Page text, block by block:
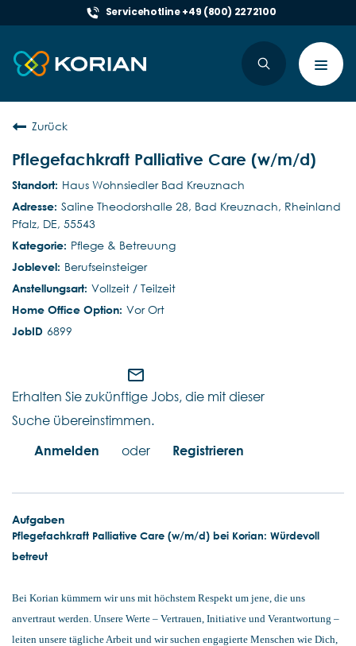
Servicehotline +49 (800) 2272100
Zurück
Pflegefachkraft Palliative Care (w/m/d)
Haus Wohnsiedler Bad Kreuznach
Saline Theodorshalle 28, Bad Kreuznach, Rheinland
Pfalz, DE, 55543
Pflege & Betreuung
Berufseinsteiger
Vollzeit / Teilzeit
Vor Ort
6899
mail_outline
Erhalten Sie zukünftige Jobs, die mit dieser
Suche übereinstimmen.
Anmelden
oder Registrieren
Aufgaben
Pflegefachkraft Palliative Care (w/m/d) bei Korian: Würdevoll
betreut
Bei Korian kümmern wir uns mit höchstem Respekt um jene, die uns
anvertraut werden. Unsere Werte – Vertrauen, Initiative und Verantwortung –
leiten unsere tägliche Arbeit und wir suchen engagierte Menschen wie Dich,